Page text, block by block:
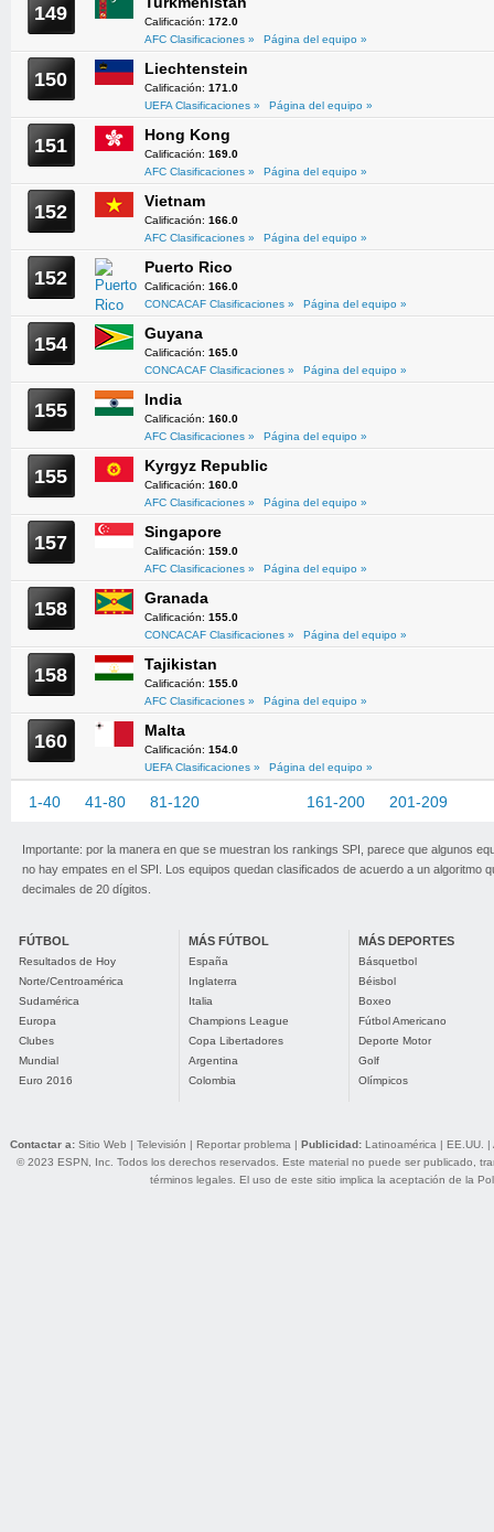
149 Calificación: 172.0
AFC Clasificaciones »
Página del equipo »
150 Liechtenstein
Calificación: 171.0
UEFA Clasificaciones »
Página del equipo »
151 Hong Kong
Calificación: 169.0
AFC Clasificaciones »
Página del equipo »
152 Vietnam
Calificación: 166.0
AFC Clasificaciones »
Página del equipo »
152 Puerto Rico
Calificación: 166.0
CONCACAF Clasificaciones »
Página del equipo »
154 Guyana
Calificación: 165.0
CONCACAF Clasificaciones »
Página del equipo »
155 India
Calificación: 160.0
AFC Clasificaciones »
Página del equipo »
155 Kyrgyz Republic
Calificación: 160.0
AFC Clasificaciones »
Página del equipo »
157 Singapore
Calificación: 159.0
AFC Clasificaciones »
Página del equipo »
158 Granada
Calificación: 155.0
CONCACAF Clasificaciones »
Página del equipo »
158 Tajikistan
Calificación: 155.0
AFC Clasificaciones »
Página del equipo »
160 Malta
Calificación: 154.0
UEFA Clasificaciones »
Página del equipo »
1-40 41-80 81-120 161-200 201-209
Importante: por la manera en que se muestran los rankings SPI, parece que algunos
no hay empates en el SPI. Los equipos quedan clasificados de acuerdo a un algoritmo
decimales de 20 dígitos.
FÚTBOL
Resultados de Hoy
Norte/Centroamérica
Sudamérica
Europa
Clubes
Mundial
Euro 2016
MÁS FÚTBOL
España
Inglaterra
Italia
Champions League
Copa Libertadores
Argentina
Colombia
MÁS DEPORTES
Básquetbol
Béisbol
Boxeo
Fútbol Americano
Deporte Motor
Golf
Olímpicos
Contactar a: Sitio Web | Televisión | Reportar problema | Publicidad: Latinoamérica | EE.UU. |
© 2023 ESPN, Inc. Todos los derechos reservados. Este material no puede ser publicado,
términos legales. El uso de este sitio implica la aceptación de la